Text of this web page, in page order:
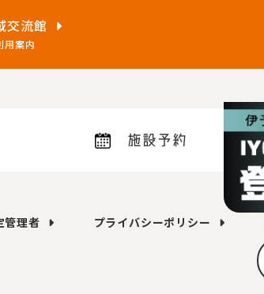
交流館
用案内
施設予約
管理者 プライバシーポリシー